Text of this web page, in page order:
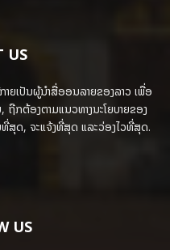
US
າຍເປັນຜູ້ນຳສື່ອອນລາຍຂອງລາວ ເພື່ອ
ກຕ້ອງຕາມແນວທາງນະໂຍບາຍຂອງ
ສຸດ, ຈະແຈ້ງທີ່ສຸດ ແລະວ່ອງໄວທີ່ສຸດ.
US